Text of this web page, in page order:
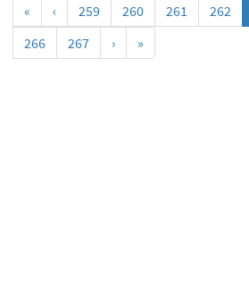
« ‹ 259 260 261 262
266
267 › »